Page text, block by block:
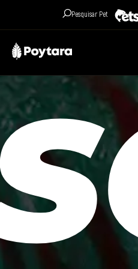
Pesquisar Pet
FECHAR MENU
Produtos
Pets
História
SEJA UM DISTRIBUIDOR
CADASTRE SUA LOJA